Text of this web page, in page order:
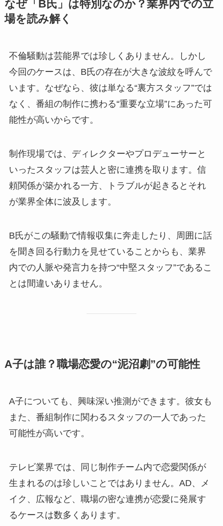
なぜ「B氏」は特別なのか？業界内での立
場を読み解く
不倫騒動は芸能界では珍しくありません。しかし
今回のケースは、B氏の存在が大きな波紋を呼んで
います。なぜなら、彼は単なる“裏方スタッフ”では
なく、番組の制作に携わる“重要な立場”にあった可
能性が高いからです。
制作現場では、ディレクターやプロデューサーと
いったスタッフは芸人と密に連携を取ります。信
頼関係が築かれる一方、トラブルが起きるとそれ
が業界全体に波及します。
B氏がこの騒動で情報収集に奔走したり、周囲に話
を聞き回る行動力を見せていることからも、業界
内での人脈や発言力を持つ“中堅スタッフ”であるこ
とは間違いありません。
A子は誰？職場恋愛の“泥沼劇”の可能性
A子についても、興味深い推測ができます。彼女も
また、番組制作に関わるスタッフの一人であった
可能性が高いです。
テレビ業界では、同じ制作チーム内で恋愛関係が
生まれるのは珍しいことではありません。AD、メ
イク、広報など、職場の密な連携が恋愛に発展す
るケースは数多くあります。